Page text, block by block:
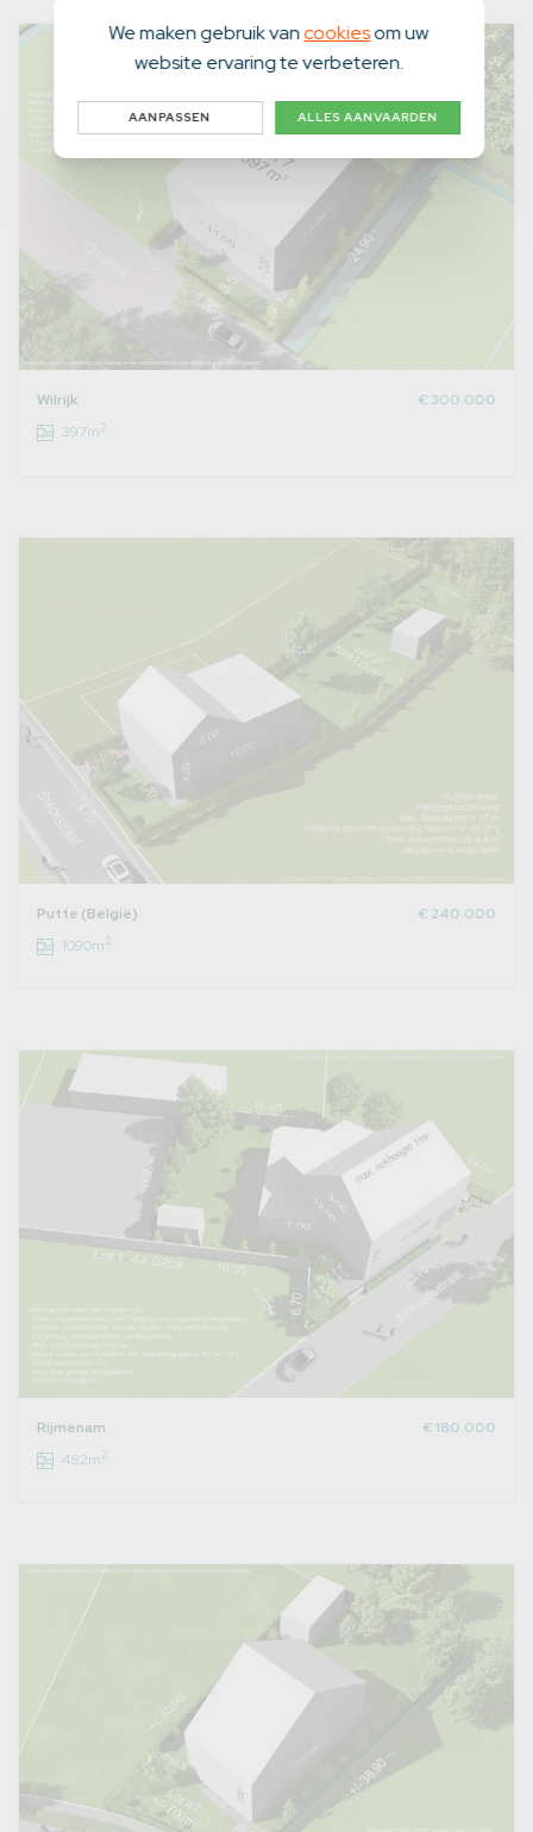
Wilrijk
€ 300.000
397m2
Putte (België)
€ 240.000
1090m2
Rijmenam
€ 180.000
482m2
We maken gebruik vancookiesom uw
website ervaring te verbeteren.
AANPASSEN ALLES AANVAARDEN